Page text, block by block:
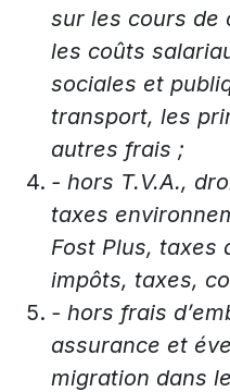
sur les cours de
les coûts
sociales et
transport, les
autres frais ;
- hors T.V.A.,
taxes
Fost Plus, taxes
impôts, taxes,
- hors frais
assurance et
migration dans